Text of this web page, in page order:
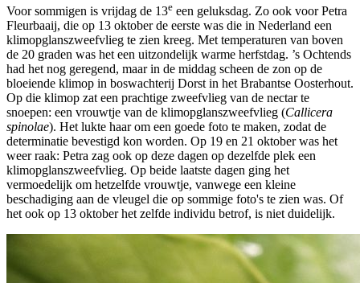
Voor sommigen is vrijdag de 13e een geluksdag. Zo ook voor Petra
Fleurbaaij, die op 13 oktober de eerste was die in Nederland een
klimopglanszweefvlieg te zien kreeg. Met temperaturen van boven
de 20 graden was het een uitzondelijk warme herfstdag. ’s Ochtends
had het nog geregend, maar in de middag scheen de zon op de
bloeiende klimop in boswachterij Dorst in het Brabantse Oosterhout.
Op die klimop zat een prachtige zweefvlieg van de nectar te
snoepen: een vrouwtje van de klimopglanszweefvlieg (Callicera
spinolae). Het lukte haar om een goede foto te maken, zodat de
determinatie bevestigd kon worden. Op 19 en 21 oktober was het
weer raak: Petra zag ook op deze dagen op dezelfde plek een
klimopglanszweefvlieg. Op beide laatste dagen ging het
vermoedelijk om hetzelfde vrouwtje, vanwege een kleine
beschadiging aan de vleugel die op sommige foto's te zien was. Of
het ook op 13 oktober het zelfde individu betrof, is niet duidelijk.